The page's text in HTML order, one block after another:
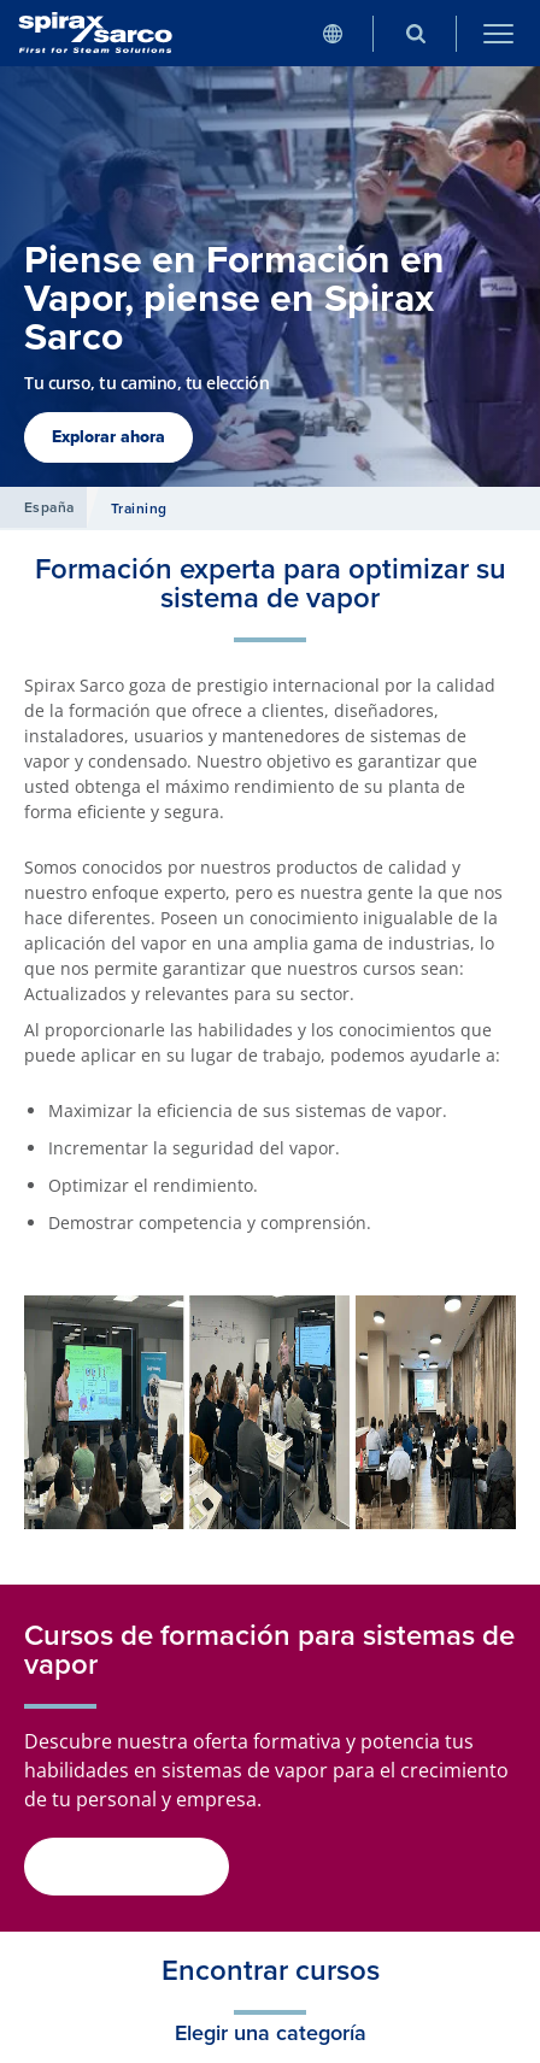
Piense en Formación en
Vapor, piense en Spirax
Sarco
Tu curso, tu camino, tu elección
Explorar ahora
España Training
Formación experta para optimizar su
sistema de vapor
Spirax Sarco goza de prestigio internacional por la calidad
de la formación que ofrece a clientes, diseñadores,
instaladores, usuarios y mantenedores de sistemas de
vapor y condensado. Nuestro objetivo es garantizar que
usted obtenga el máximo rendimiento de su planta de
forma eficiente y segura.
Somos conocidos por nuestros productos de calidad y
nuestro enfoque experto, pero es nuestra gente la que nos
hace diferentes. Poseen un conocimiento inigualable de la
aplicación del vapor en una amplia gama de industrias, lo
que nos permite garantizar que nuestros cursos sean:
Actualizados y relevantes para su sector.
Al proporcionarle las habilidades y los conocimientos que
puede aplicar en su lugar de trabajo, podemos ayudarle a:
Maximizar la eficiencia de sus sistemas de vapor.
Incrementar la seguridad del vapor.
Optimizar el rendimiento.
Demostrar competencia y comprensión.
Cursos de formación para sistemas de
vapor
Descubre nuestra oferta formativa y potencia tus
habilidades en sistemas de vapor para el crecimiento
de tu personal y empresa.
Encontrar cursos
Elegir una categoría